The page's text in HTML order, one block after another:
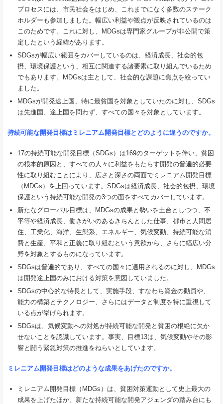
プロセスには、市民社会をはじめ、これまでになく多数のステーク
ホルダーも参加しました。幅広い利益や観点が反映されているのは
このためです。これに対し、MDGsは専門家グループが非公開で策
定したという経緯があります。
SDGsが幅広い範囲をカバーしているのは、経済成長、社会的包
摂、環境保護という、相互に関連する諸要素に取り組んでいるため
でもあります。MDGsは主として、社会的な課題に焦点を絞ってい
ました。
MDGsが開発途上国、特に最貧国を対象としていたのに対し、SDGs
は先進国、途上国を問わず、すべての国々を対象としています。
持続可能な開発目標はミレニアム開発目標とどのように違うのですか。
17の持続可能な開発目標（SDGs）は169のターゲットを伴い、貧困
の根本的原因と、すべての人々に利益をもたらす開発の普遍的必要
性に取り組むことにより、広さと深さの両面でミレニアム開発目標
（MDGs）を上回っています。SDGsは経済成長、社会的包摂、環境
保護という持続可能な開発の3つの面をすべてカバーしています。
新たなグローバル目標は、MDGsの成果と勢いを土台としつつ、不
平等や経済成長、働きがいのあるきちんとした仕事、都市と人間居
住、工業化、海洋、生態系、エネルギー、気候変動、持続可能な消
費と生産、平和と正義に取り組むという意欲から、さらに幅広い分
野を対象とするものになっています。
SDGsは普遍的であり、すべての国々に適用されるのに対し、MDGs
は開発途上国のみにおける対策を意図していました。
SDGsの中心的な特長として、実施手段、すなわち資金の動員や、
能力の構築とテクノロジー、さらにはデータと制度を特に重視して
いる点が挙げられます。
SDGsは、気候変動への対処が持続可能な開発と貧困の根絶に欠か
せないことを認識しています。事実、目標13は、気候変動やその影
響と闘う緊急対策の推進をねらいとしています。
ミレニアム開発目標はどのような成果をあげたのですか。
ミレニアム開発目標（MDGs）は、貧困対策運動として史上最大の
成果を上げたほか、新たな持続可能な開発アジェンダの踏み台にも